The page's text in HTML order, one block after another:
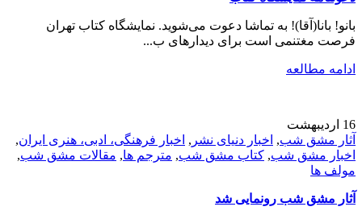
بانو! بانا(آقا)! به تماشا دعوت می‌شوید. نمایشگاه کتاب تهران
فرصت مغتنمی است برای دیدارهای ب...
ادامه مطالعه
16 اردیبهشت
آثار مشق شب, اخبار دنیای نشر , اخبار فرهنگی، ادبی، هنری ایران,
اخبار مشق شب, کتاب مشق شب, مترجم ها, مقالات مشق شب,
مولف ها
آثار مشق شب رونمایی شد